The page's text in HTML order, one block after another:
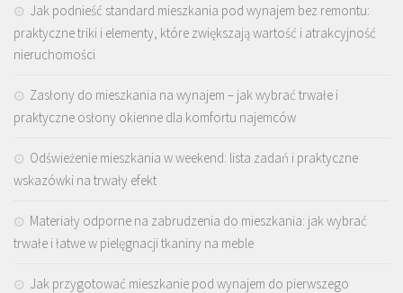
Jak podnieść standard mieszkania pod wynajem bez remontu:
praktyczne triki i elementy, które zwiększają wartość i atrakcyjność
nieruchomości
Zasłony do mieszkania na wynajem – jak wybrać trwałe i
praktyczne osłony okienne dla komfortu najemców
Odświeżenie mieszkania w weekend: lista zadań i praktyczne
wskazówki na trwały efekt
Materiały odporne na zabrudzenia do mieszkania: jak wybrać
trwałe i łatwe w pielęgnacji tkaniny na meble
Jak przygotować mieszkanie pod wynajem do pierwszego